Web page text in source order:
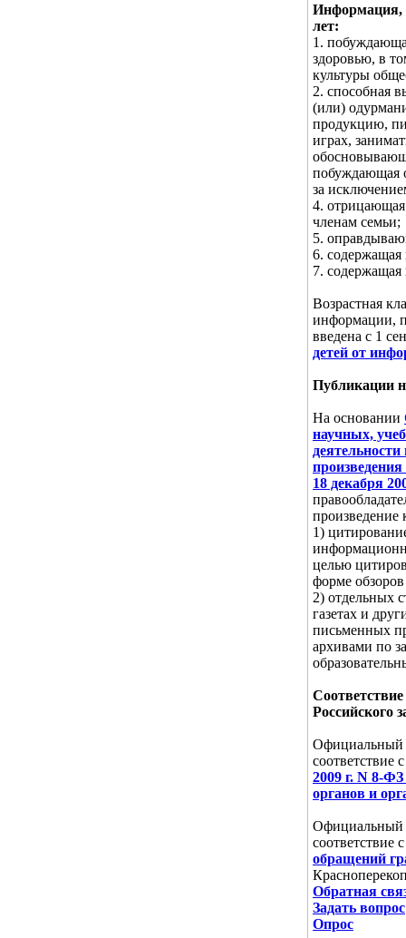
Информация,
лет:
1.
здоровью, в
культуры
2. способная
(или)
продукцию,
играх,
побуждающая
за
4.
членам семьи;
5.
6. содержащая
7.
Возрастная
информации,
введена с 1
детей от
Публикации
На основании
научных,
18 декабря
произведение
1)
целью
форме
2) отдельных
газетах и
письменных
архивами по
Российского
Официальный
соответствие
2009 г. N 8-
органов и
Официальный
соответствие
обращений
Обратная
Задать вопрос
Опрос